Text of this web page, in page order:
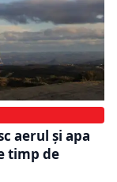
aerul și apa
timp de